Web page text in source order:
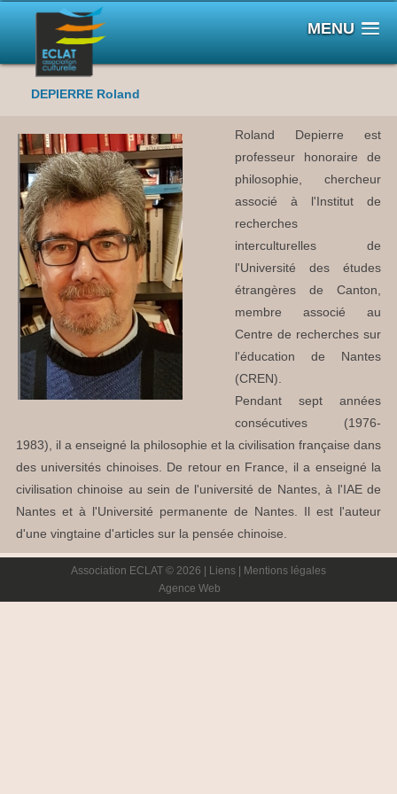
MENU
DEPIERRE Roland
Roland Depierre est
professeur honoraire de
philosophie, chercheur
associé à l'Institut de
recherches
interculturelles de
l'Université des études
étrangères de Canton,
membre associé au
Centre de recherches sur
l'éducation de Nantes
(CREN).
Pendant sept années
consécutives (1976-
1983), il a enseigné la philosophie et la civilisation française dans
des universités chinoises. De retour en France, il a enseigné la
civilisation chinoise au sein de l'université de Nantes, à l'IAE de
Nantes et à l'Université permanente de Nantes. Il est l'auteur
d'une vingtaine d'articles sur la pensée chinoise.
Association ECLAT © 2026 | Liens
Mentions légales
Agence Web